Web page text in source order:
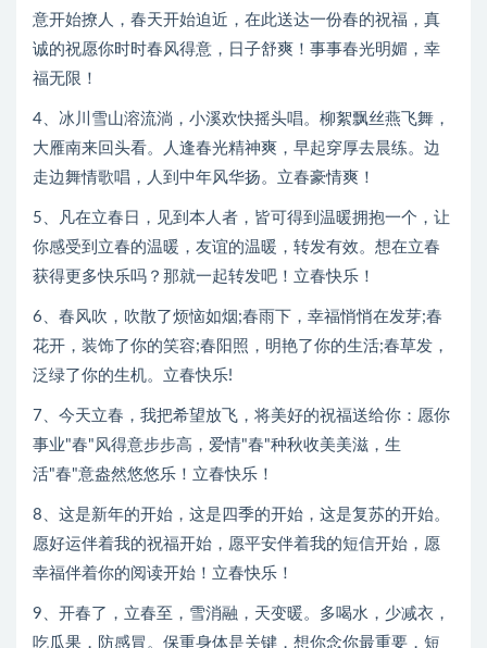
意开始撩人，春天开始迫近，在此送达一份春的祝福，真
诚的祝愿你时时春风得意，日子舒爽！事事春光明媚，幸
福无限！
4、冰川雪山溶流淌，小溪欢快摇头唱。柳絮飘丝燕飞舞，
大雁南来回头看。人逢春光精神爽，早起穿厚去晨练。边
走边舞情歌唱，人到中年风华扬。立春豪情爽！
5、凡在立春日，见到本人者，皆可得到温暖拥抱一个，让
你感受到立春的温暖，友谊的温暖，转发有效。想在立春
获得更多快乐吗？那就一起转发吧！立春快乐！
6、春风吹，吹散了烦恼如烟;春雨下，幸福悄悄在发芽;春
花开，装饰了你的笑容;春阳照，明艳了你的生活;春草发，
泛绿了你的生机。立春快乐!
7、今天立春，我把希望放飞，将美好的祝福送给你：愿你
事业"春"风得意步步高，爱情"春"种秋收美美滋，生
活"春"意盎然悠悠乐！立春快乐！
8、这是新年的开始，这是四季的开始，这是复苏的开始。
愿好运伴着我的祝福开始，愿平安伴着我的短信开始，愿
幸福伴着你的阅读开始！立春快乐！
9、开春了，立春至，雪消融，天变暖。多喝水，少减衣，
吃瓜果，防感冒。保重身体是关键，想你念你最重要，短